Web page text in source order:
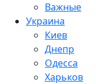
Важные
Украина
Киев
Днепр
Одесса
Харьков